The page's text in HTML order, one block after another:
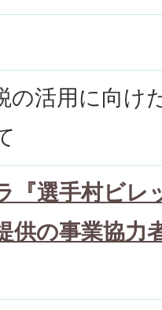
の活用に向け
『選手村ビレ
供の事業協力